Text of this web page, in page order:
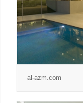
al-azm.com